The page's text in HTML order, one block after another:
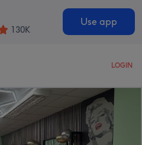
130K
Use app
LOGIN